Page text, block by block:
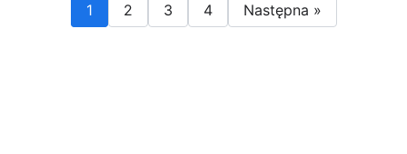
1 2 3 4 Następna »